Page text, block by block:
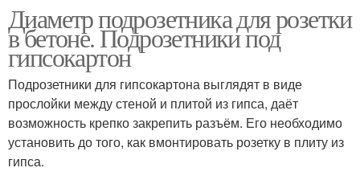
Диаметр подрозетника для розетки
в бетоне. Подрозетники под
гипсокартон
Подрозетники для гипсокартона выглядят в виде
прослойки между стеной и плитой из гипса, даёт
возможность крепко закрепить разъём. Его необходимо
установить до того, как вмонтировать розетку в плиту из
гипса.